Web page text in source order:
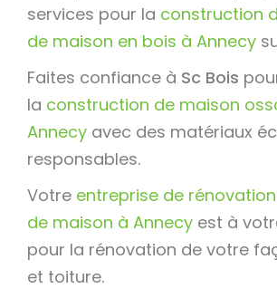
services pour la construction
de maison en bois à Annecy
Faites confiance à Sc Bois
la construction de maison
Annecy avec des matériaux
responsables.
Votre entreprise de
de maison à Annecy est à
pour la rénovation de votre
et toiture.